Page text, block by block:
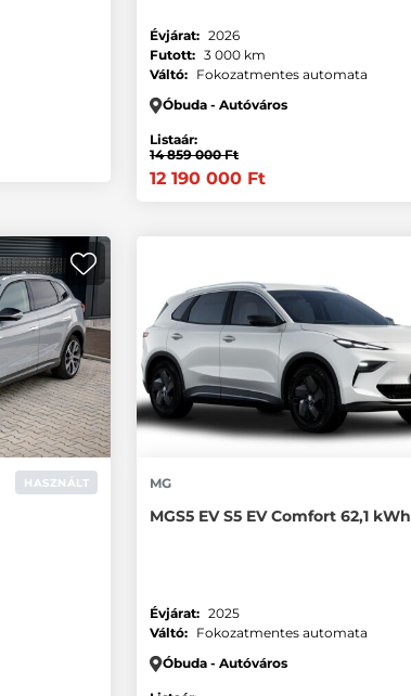
Évjárat: 2026
Futott: 3 000 km
Váltó: Fokozatmentes automata
Óbuda - Autóváros
Listaár:
14 859 000 Ft
12 190 000 Ft
HASZNÁLT MG
MGS5 EV S5 EV Comfort 62,1 kWh
Évjárat: 2025
Váltó: Fokozatmentes automata
Óbuda - Autóváros